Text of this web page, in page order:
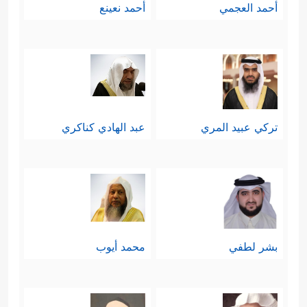
أحمد العجمي أحمد نعينع
تركي عبيد المري عبد الهادي كناكري
بشر لطفي محمد أيوب